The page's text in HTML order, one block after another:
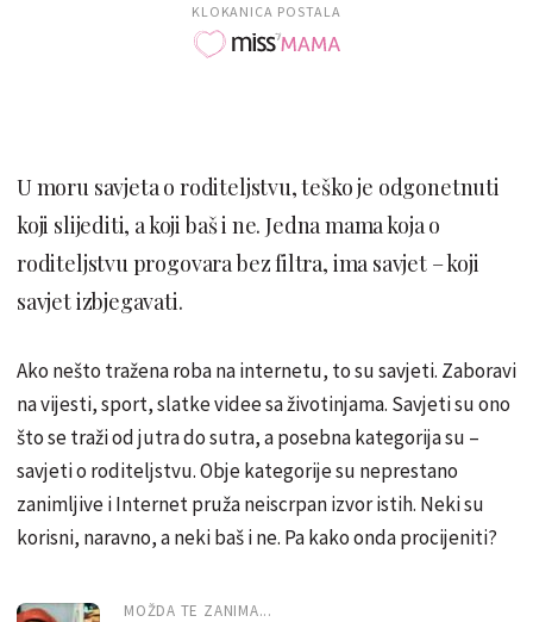
KLOKANICA POSTALA
U moru savjeta o roditeljstvu, teško je odgonetnuti
koji slijediti, a koji baš i ne. Jedna mama koja o
roditeljstvu progovara bez filtra, ima savjet – koji
savjet izbjegavati.
Ako nešto tražena roba na internetu, to su savjeti. Zaboravi
na vijesti, sport, slatke videe sa životinjama. Savjeti su ono
što se traži od jutra do sutra, a posebna kategorija su –
savjeti o roditeljstvu. Obje kategorije su neprestano
zanimljive i Internet pruža neiscrpan izvor istih. Neki su
korisni, naravno, a neki baš i ne. Pa kako onda procijeniti?
MOŽDA TE ZANIMA...